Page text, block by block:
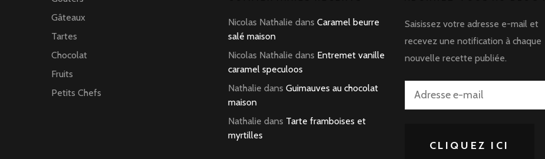
Gâteaux
Tartes
Chocolat
Fruits
Petits Chefs
Nicolas Nathalie dans Caramel beurre
salé maison
Nicolas Nathalie dans Entremet vanille
caramel speculoos
Nathalie dans Guimauves au chocolat
maison
Nathalie dans Tarte framboises et
myrtilles
Saisissez votre adresse e-mail et
recevez une notification à chaque
nouvelle recette publiée.
Adresse
CLIQUEZ ICI